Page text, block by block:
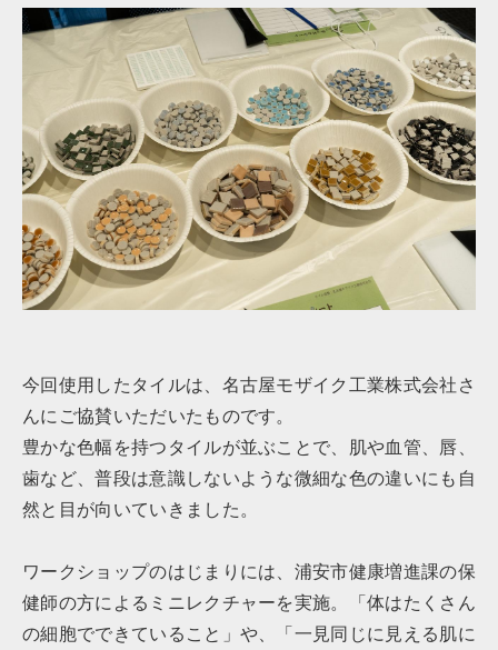
今回使用したタイルは、名古屋モザイク工業株式会社さ
んにご協賛いただいたものです。
豊かな色幅を持つタイルが並ぶことで、肌や血管、唇、
歯など、普段は意識しないような微細な色の違いにも自
然と目が向いていきました。
ワークショップのはじまりには、浦安市健康増進課の保
健師の方によるミニレクチャーを実施。「体はたくさん
の細胞でできていること」や、「一見同じに見える肌に